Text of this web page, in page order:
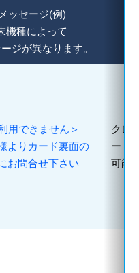
ッセージ(例)
機種によって
ジが異なります。
用できません＞
よりカード裏面の
お問合せ下さい
クレ
ード
可能